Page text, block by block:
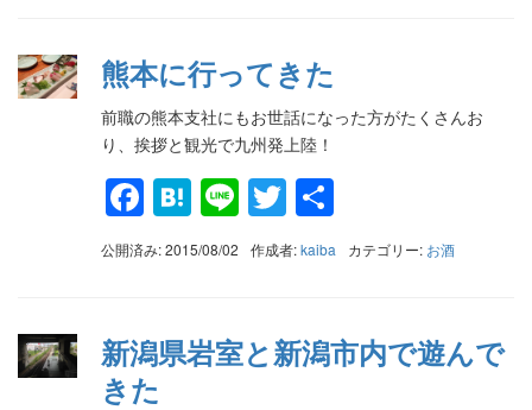
熊本に行ってきた
前職の熊本支社にもお世話になった方がたくさんお
り、挨拶と観光で九州発上陸！
Facebook
Hatena
LineTwitter
有
公開済み: 2015/08/02 作成者:kaiba カテゴリー: お酒
新潟県岩室と新潟市内で遊んで
きた